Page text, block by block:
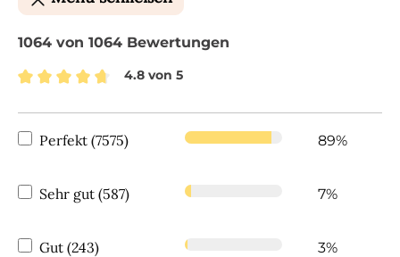
1064 von 1064 Bewertungen
Durchschnittliche Bewertung von 4.8 von 5
4.8 von 5
Perfekt (7575) 89%
Sehr gut (587) 7%
Gut (243) 3%